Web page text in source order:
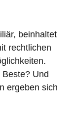
beinhaltet
rechtlichen
Und
ergeben sich